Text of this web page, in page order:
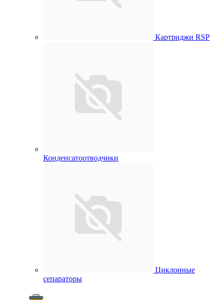
Картриджи RSP
Конденсатоотводчики
Циклонные
сепараторы